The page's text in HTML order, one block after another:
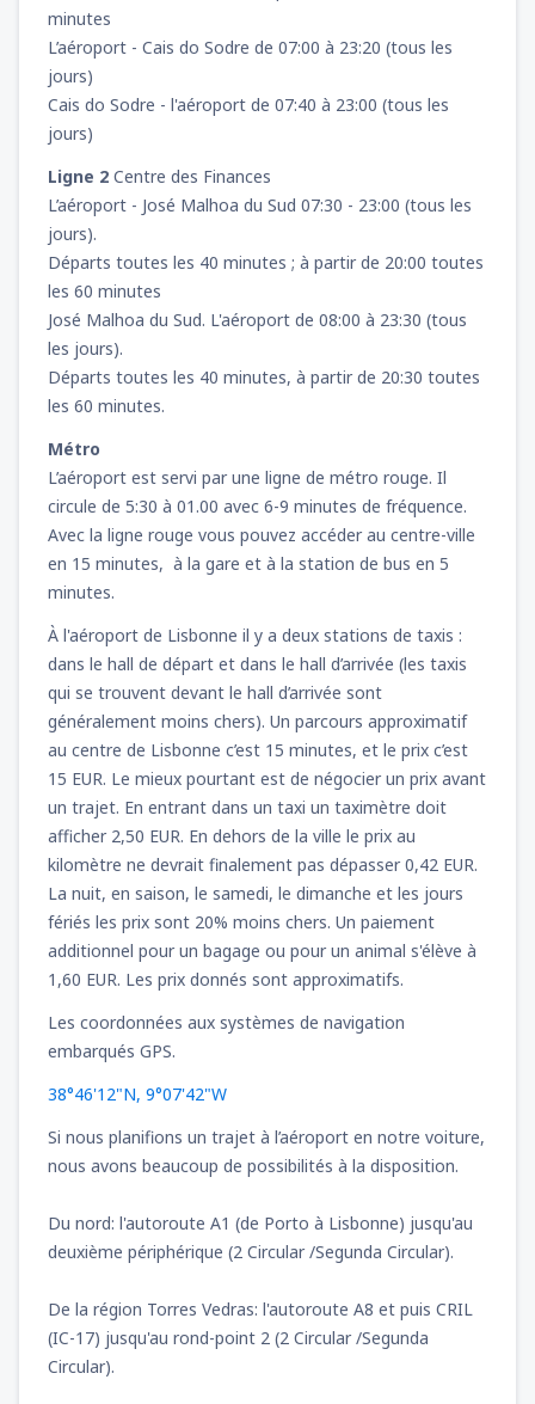
minutes
L’aéroport - Cais do Sodre de 07:00 à 23:20 (tous les
jours)
Cais do Sodre - l'aéroport de 07:40 à 23:00 (tous les
jours)
Ligne 2 Centre des Finances
L’aéroport - José Malhoa du Sud 07:30 - 23:00 (tous les
jours).
Départs toutes les 40 minutes ; à partir de 20:00 toutes
les 60 minutes
José Malhoa du Sud. L'aéroport de 08:00 à 23:30 (tous
les jours).
Départs toutes les 40 minutes, à partir de 20:30 toutes
les 60 minutes.
Métro
L’aéroport est servi par une ligne de métro rouge. Il
circule de 5:30 à 01.00 avec 6-9 minutes de fréquence.
Avec la ligne rouge vous pouvez accéder au centre-ville
en 15 minutes, à la gare et à la station de bus en 5
minutes.
À l'aéroport de Lisbonne il y a deux stations de taxis :
dans le hall de départ et dans le hall d’arrivée (les taxis
qui se trouvent devant le hall d’arrivée sont
généralement moins chers). Un parcours approximatif
au centre de Lisbonne c’est 15 minutes, et le prix c’est
15 EUR. Le mieux pourtant est de négocier un prix avant
un trajet. En entrant dans un taxi un taximètre doit
afficher 2,50 EUR. En dehors de la ville le prix au
kilomètre ne devrait finalement pas dépasser 0,42 EUR.
La nuit, en saison, le samedi, le dimanche et les jours
fériés les prix sont 20% moins chers. Un paiement
additionnel pour un bagage ou pour un animal s'élève à
1,60 EUR. Les prix donnés sont approximatifs.
Les coordonnées aux systèmes de navigation
embarqués GPS.
38°46'12"N, 9°07'42"W
Si nous planifions un trajet à l’aéroport en notre voiture,
nous avons beaucoup de possibilités à la disposition.
Du nord: l'autoroute A1 (de Porto à Lisbonne) jusqu'au
deuxième périphérique (2 Circular /Segunda Circular).
De la région Torres Vedras: l'autoroute A8 et puis CRIL
(IC-17) jusqu'au rond-point 2 (2 Circular /Segunda
Circular).